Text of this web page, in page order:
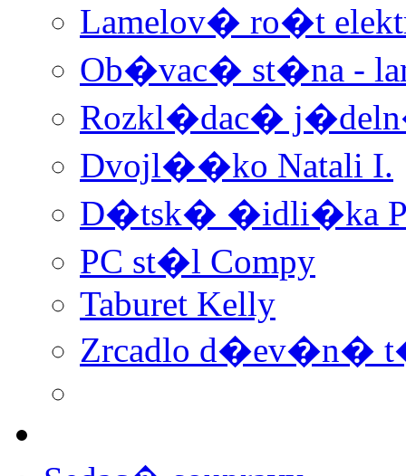
Lamelov� ro�t
Ob�vac� st�na -
Rozkl�dac�
Dvojl��ko Natali I.
D�tsk� �idli�ka
PC st�l Compy
Taburet Kelly
Zrcadlo d�ev�n�